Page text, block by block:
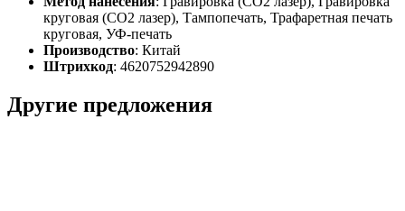
круговая (CO2 лазер), Тампопечать, Трафаретная печать
круговая, УФ-печать
Производство: Китай
Штрихкод: 4620752942890
Другие предложения